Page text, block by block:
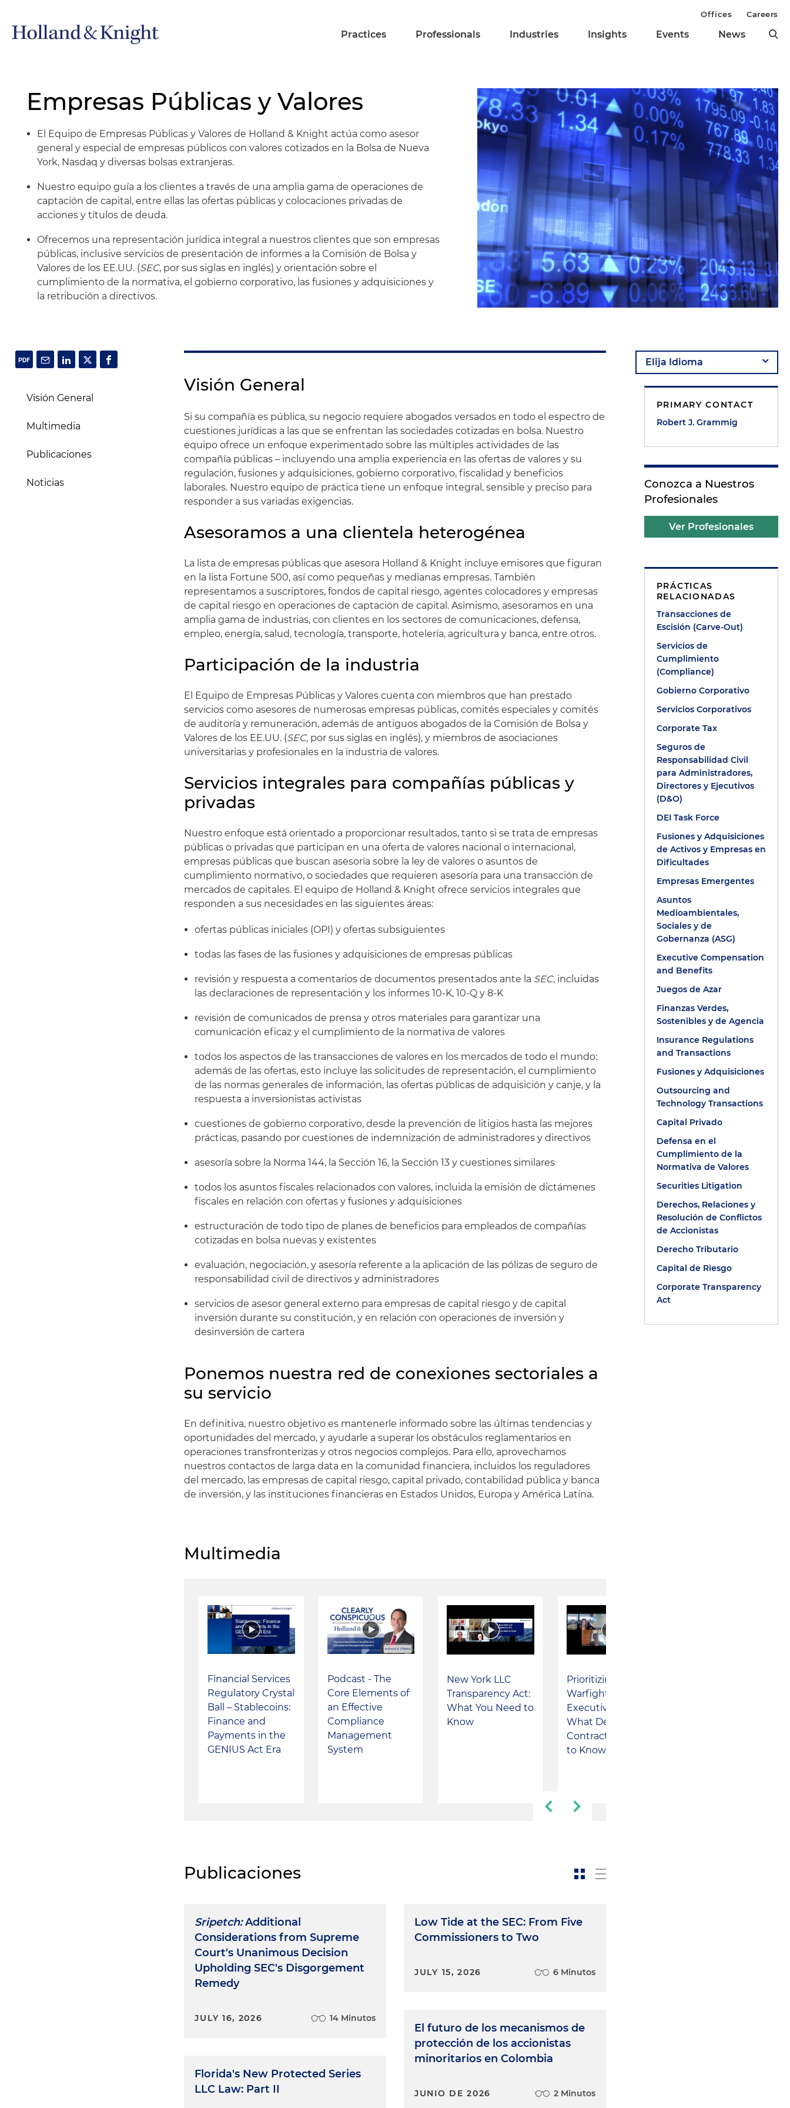
Practices Professionals Industries Insights Events News
Offices Careers
Empresas Públicas y Valores
El Equipo de Empresas Públicas y Valores de Holland & Knight actúa como asesor
general y especial de empresas públicos con valores cotizados en la Bolsa de Nueva
York, Nasdaq y diversas bolsas extranjeras.
Nuestro equipo guía a los clientes a través de una amplia gama de operaciones de
captación de capital, entre ellas las ofertas públicas y colocaciones privadas de
acciones y títulos de deuda.
Ofrecemos una representación jurídica integral a nuestros clientes que son empresas
públicas, inclusive servicios de presentación de informes a la Comisión de Bolsa y
Valores de los EE.UU. (SEC, por sus siglas en inglés) y orientación sobre el
cumplimiento de la normativa, el gobierno corporativo, las fusiones y adquisiciones y
la retribución a directivos.
Visión General
Multimedia
Publicaciones
Noticias
Visión General
Si su compañía es pública, su negocio requiere abogados versados en todo el espectro de
cuestiones jurídicas a las que se enfrentan las sociedades cotizadas en bolsa. Nuestro
equipo ofrece un enfoque experimentado sobre las múltiples actividades de las
compañía públicas – incluyendo una amplia experiencia en las ofertas de valores y su
regulación, fusiones y adquisiciones, gobierno corporativo, fiscalidad y beneficios
laborales. Nuestro equipo de práctica tiene un enfoque integral, sensible y preciso para
responder a sus variadas exigencias.
Asesoramos a una clientela heterogénea
La lista de empresas públicas que asesora Holland & Knight incluye emisores que figuran
en la lista Fortune 500, así como pequeñas y medianas empresas. También
representamos a suscriptores, fondos de capital riesgo, agentes colocadores y empresas
de capital riesgo en operaciones de captación de capital. Asimismo, asesoramos en una
amplia gama de industrias, con clientes en los sectores de comunicaciones, defensa,
empleo, energía, salud, tecnología, transporte, hotelería, agricultura y banca, entre otros.
Participación de la industria
El Equipo de Empresas Públicas y Valores cuenta con miembros que han prestado
servicios como asesores de numerosas empresas públicas, comités especiales y comités
de auditoría y remuneración, además de antiguos abogados de la Comisión de Bolsa y
Valores de los EE.UU. (SEC, por sus siglas en inglés), y miembros de asociaciones
universitarias y profesionales en la industria de valores.
Servicios integrales para compañías públicas y
privadas
Nuestro enfoque está orientado a proporcionar resultados, tanto si se trata de empresas
públicas o privadas que participan en una oferta de valores nacional o internacional,
empresas públicas que buscan asesoría sobre la ley de valores o asuntos de
cumplimiento normativo, o sociedades que requieren asesoría para una transacción de
mercados de capitales. El equipo de Holland & Knight ofrece servicios integrales que
responden a sus necesidades en las siguientes áreas:
ofertas públicas iniciales (OPI) y ofertas subsiguientes
todas las fases de las fusiones y adquisiciones de empresas públicas
revisión y respuesta a comentarios de documentos presentados ante la SEC, incluidas
las declaraciones de representación y los informes 10-K, 10-Q y 8-K
revisión de comunicados de prensa y otros materiales para garantizar una
comunicación eficaz y el cumplimiento de la normativa de valores
todos los aspectos de las transacciones de valores en los mercados de todo el mundo:
además de las ofertas, esto incluye las solicitudes de representación, el cumplimiento
de las normas generales de información, las ofertas públicas de adquisición y canje, y la
respuesta a inversionistas activistas
cuestiones de gobierno corporativo, desde la prevención de litigios hasta las mejores
prácticas, pasando por cuestiones de indemnización de administradores y directivos
asesoría sobre la Norma 144, la Sección 16, la Sección 13 y cuestiones similares
todos los asuntos fiscales relacionados con valores, incluida la emisión de dictámenes
fiscales en relación con ofertas y fusiones y adquisiciones
estructuración de todo tipo de planes de beneficios para empleados de compañías
cotizadas en bolsa nuevas y existentes
evaluación, negociación, y asesoría referente a la aplicación de las pólizas de seguro de
responsabilidad civil de directivos y administradores
servicios de asesor general externo para empresas de capital riesgo y de capital
inversión durante su constitución, y en relación con operaciones de inversión y
desinversión de cartera
Ponemos nuestra red de conexiones sectoriales a
su servicio
En definitiva, nuestro objetivo es mantenerle informado sobre las últimas tendencias y
oportunidades del mercado, y ayudarle a superar los obstáculos reglamentarios en
operaciones transfronterizas y otros negocios complejos. Para ello, aprovechamos
nuestros contactos de larga data en la comunidad financiera, incluidos los reguladores
del mercado, las empresas de capital riesgo, capital privado, contabilidad pública y banca
de inversión, y las instituciones financieras en Estados Unidos, Europa y América Latina.
Multimedia
Financial Services
Regulatory Crystal
Ball – Stablecoins:
Finance and
Payments in the
GENIUS Act Era
Podcast - The
Core Elements of
an Effective
Compliance
Management
System
New York LLC
Transparency Act:
What You Need to
Know
Prioritizing the
Warfighter
Executive Order: ​
What Defense
Contractors Need
to Know
Publicaciones
Sripetch:Additional
Considerations from Supreme
Court's Unanimous Decision
Upholding SEC's Disgorgement
Remedy
JULY 16, 2026 14 Minutos
Florida's New Protected Series
LLC Law: Part II
Low Tide at the SEC: From Five
Commissioners to Two
JULY 15, 2026 6 Minutos
El futuro de los mecanismos de
protección de los accionistas
minoritarios en Colombia
JUNIO DE 2026 2 Minutos
PRIMARY CONTACT
Robert J. Grammig
Conozca a Nuestros
Profesionales
Ver Profesionales
PRÁCTICAS
RELACIONADAS
Transacciones de
Escisión (Carve-Out)
Servicios de
Cumplimiento
(Compliance)
Gobierno Corporativo
Servicios Corporativos
Corporate Tax
Seguros de
Responsabilidad Civil
para Administradores,
Directores y Ejecutivos
(D&O)
DEI Task Force
Fusiones y Adquisiciones
de Activos y Empresas en
Dificultades
Empresas Emergentes
Asuntos
Medioambientales,
Sociales y de
Gobernanza (ASG)
Executive Compensation
and Benefits
Juegos de Azar
Finanzas Verdes,
Sostenibles y de Agencia
Insurance Regulations
and Transactions
Fusiones y Adquisiciones
Outsourcing and
Technology Transactions
Capital Privado
Defensa en el
Cumplimiento de la
Normativa de Valores
Securities Litigation
Derechos, Relaciones y
Resolución de Conflictos
de Accionistas
Derecho Tributario
Capital de Riesgo
Corporate Transparency
Act